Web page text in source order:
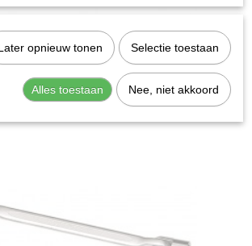
10 x 11 mm
opnieuw tonen Selectie toestaan
Alles toestaan Nee, niet akkoord